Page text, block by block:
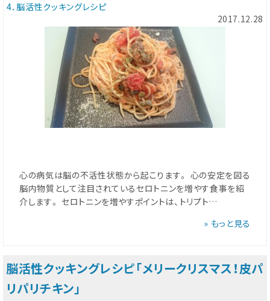
4．脳活性クッキングレシピ
2017.12.28
心の病気は脳の不活性状態から起こります。 心の安定を図る
脳内物質として注目されているセロトニンを増やす食事を紹
介します。 セロトニンを増やすポイントは、トリプト…
» もっと見る
脳活性クッキングレシピ「メリークリスマス！皮パ
リパリチキン」